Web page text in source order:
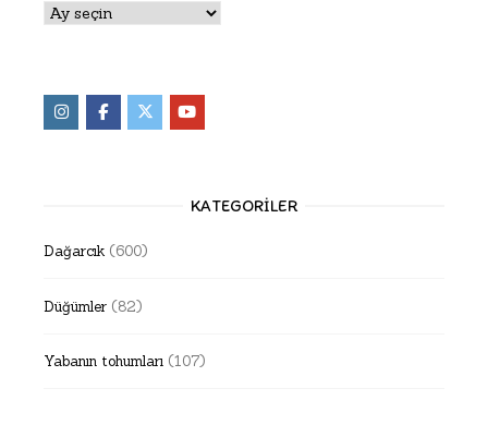
Arşivler
KATEGORILER
Dağarcık (600)
Düğümler (82)
Yabanın tohumları (107)